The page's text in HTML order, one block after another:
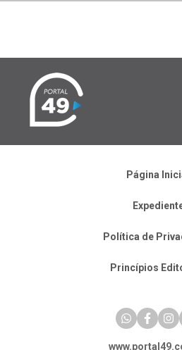
Página
Política de
Princípios